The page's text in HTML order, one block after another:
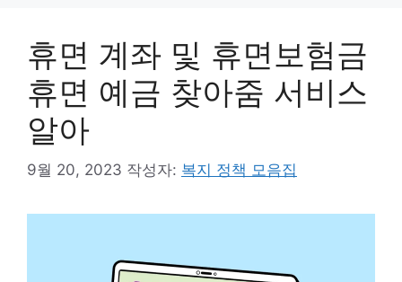
휴면 계좌 및 휴면보험금
휴면 예금 찾아줌 서비스
알아
9월 20, 2023 작성자: 복지 정책 모음집